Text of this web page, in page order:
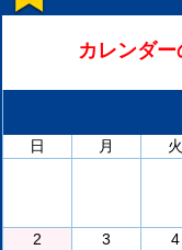
カレンダ
日
月 火
2
3
4